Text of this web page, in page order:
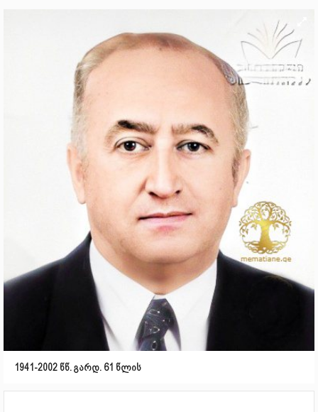
1941-2002 წწ. გარდ. 61 წლის